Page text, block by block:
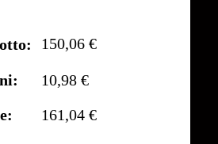
150,06 €
10,98 €
161,04 €